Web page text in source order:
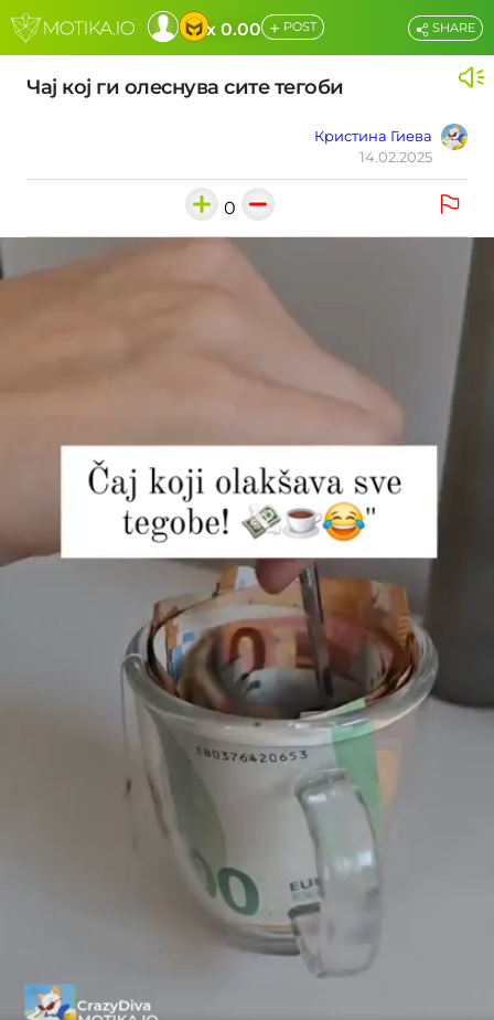
x 0.00 + POST
Чај кој ги олеснува сите тегоби
Кристина Гиева
14.02.2025
SHARE
0